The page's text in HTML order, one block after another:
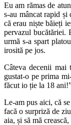
Eu am rămas de
s-au mâncat rapid și
că erau niște băieți
pervazul bucătăriei.
urmă s-a spart
irosită pe jos.
Câteva decenii
gustat-o pe prima
făcut io ție la 18
Le-am pus aici, că
facă o surpriză de
aia, și să mă